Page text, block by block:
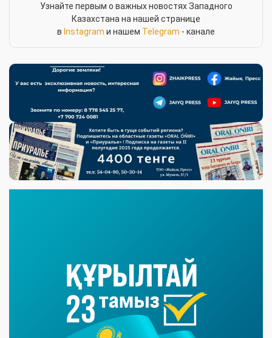
Узнайте первым о важных новостях Западного
Казахстана на нашей странице
в Instagram и нашем Telegram - канале